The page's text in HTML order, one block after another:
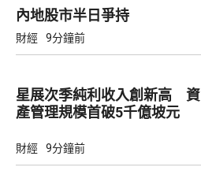
內地股市半日爭持
財經 9分鐘前
星展次季純利收入創新高 資
產管理規模首破5千億坡元
財經 9分鐘前